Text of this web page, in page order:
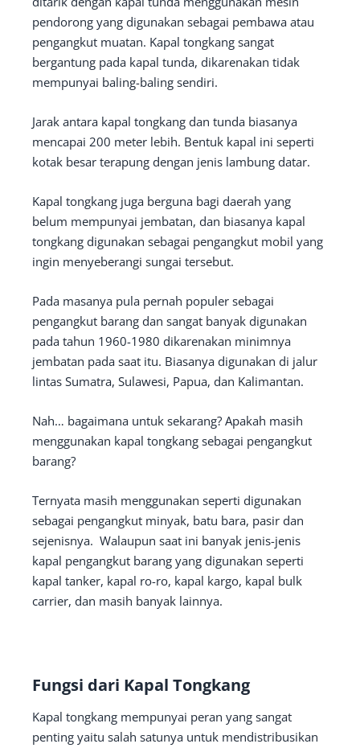
pendorong yang digunakan sebagai pembawa atau
pengangkut muatan. Kapal tongkang sangat
bergantung pada kapal tunda, dikarenakan tidak
mempunyai baling-baling sendiri.
Jarak antara kapal tongkang dan tunda biasanya
mencapai 200 meter lebih. Bentuk kapal ini seperti
kotak besar terapung dengan jenis lambung datar.
Kapal tongkang juga berguna bagi daerah yang
belum mempunyai jembatan, dan biasanya kapal
tongkang digunakan sebagai pengangkut mobil yang
ingin menyeberangi sungai tersebut.
Pada masanya pula pernah populer sebagai
pengangkut barang dan sangat banyak digunakan
pada tahun 1960-1980 dikarenakan minimnya
jembatan pada saat itu. Biasanya digunakan di jalur
lintas Sumatra, Sulawesi, Papua, dan Kalimantan.
Nah… bagaimana untuk sekarang? Apakah masih
menggunakan kapal tongkang sebagai pengangkut
barang?
Ternyata masih menggunakan seperti digunakan
sebagai pengangkut minyak, batu bara, pasir dan
sejenisnya. Walaupun saat ini banyak jenis-jenis
kapal pengangkut barang yang digunakan seperti
kapal tanker, kapal ro-ro, kapal kargo, kapal bulk
carrier, dan masih banyak lainnya.
Fungsi dari Kapal Tongkang
Kapal tongkang mempunyai peran yang sangat
penting yaitu salah satunya untuk mendistribusikan